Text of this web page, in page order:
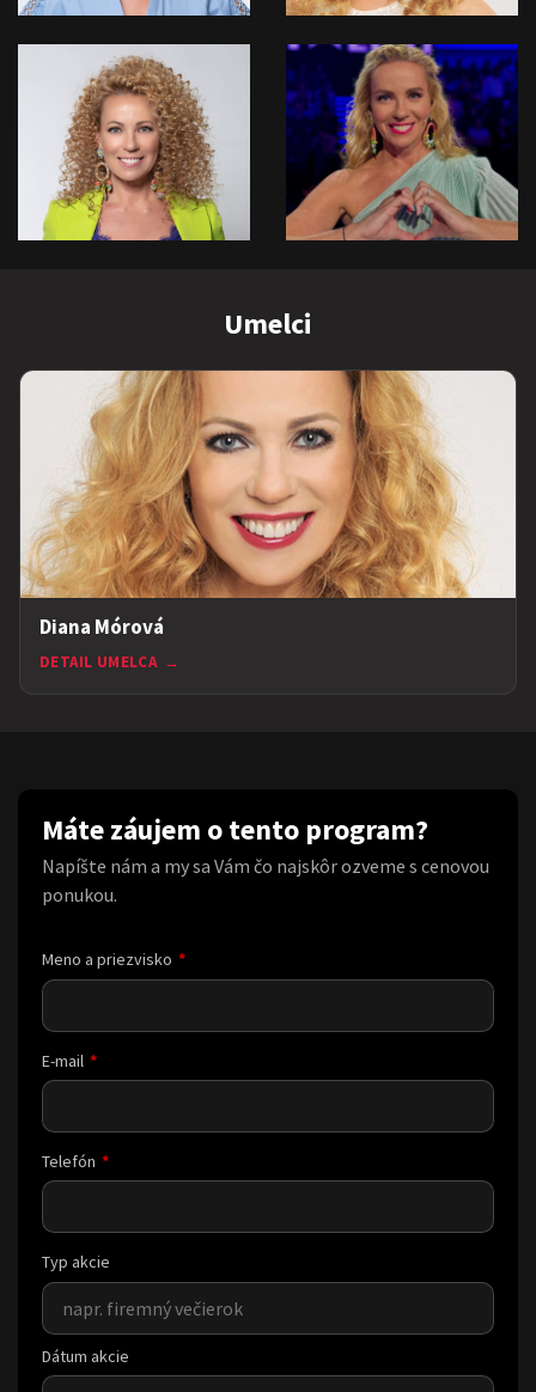
Umelci
Diana Mórová
DETAIL UMELCA →
Máte záujem o tento program?
Napíšte nám a my sa Vám čo najskôr ozveme s cenovou
ponukou.
Meno a priezvisko
E-mail
Telefón
Typ akcie
Dátum akcie